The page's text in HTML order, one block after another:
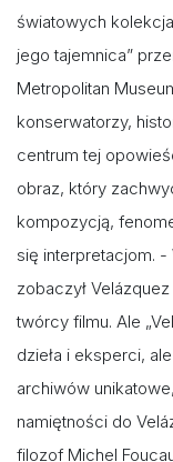
światowych
jego tajemnica”
Metropolitan
konserwatorzy,
centrum tej
obraz, który
kompozycją,
się interpretacjom.
zobaczył
twórcy filmu. Ale
dzieła i eksperci,
archiwów
namiętności do
filozof Michel